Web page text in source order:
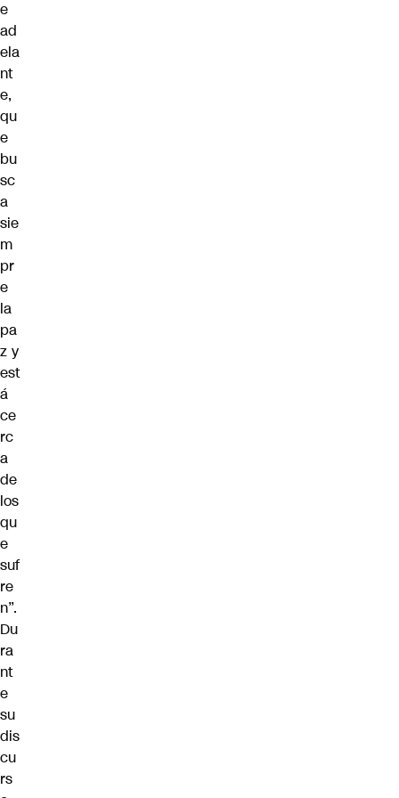
e
ad
ela
nt
e,
qu
e
bu
sc
a
sie
m
pr
e
la
pa
z y
est
á
ce
rc
a
de
los
qu
e
suf
re
n”.
Du
ra
nt
e
su
dis
cu
rs